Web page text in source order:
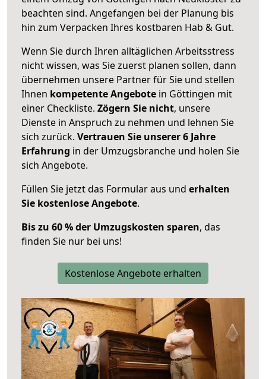
beachten sind. Angefangen bei der Planung bis
hin zum Verpacken Ihres kostbaren Hab & Gut.
Wenn Sie durch Ihren alltäglichen Arbeitsstress
nicht wissen, was Sie zuerst planen sollen, dann
übernehmen unsere Partner für Sie und stellen
Ihnen kompetente Angebote in Göttingen mit
einer Checkliste. Zögern Sie nicht, unsere
Dienste in Anspruch zu nehmen und lehnen Sie
sich zurück. Vertrauen Sie unserer 6 Jahre
Erfahrung in der Umzugsbranche und holen Sie
sich Angebote.
Füllen Sie jetzt das Formular aus und erhalten
Sie kostenlose Angebote.
Bis zu 60 % der Umzugskosten sparen, das
finden Sie nur bei uns!
Kostenlose Angebote erhalten